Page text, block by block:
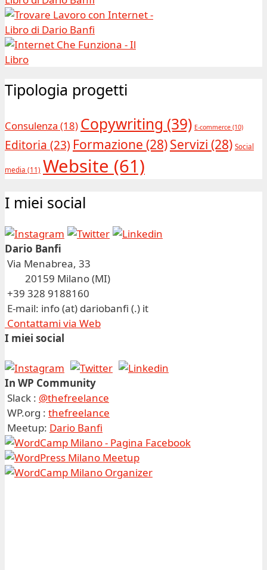
Tipologia progetti
Consulenza (18) Copywriting (39) E-commerce (10)
Editoria (23) Formazione (28)Servizi (28) Social
media (11) Website (61)
I miei social
Dario Banfi
Via Menabrea, 33
20159 Milano (MI)
+39 328 9188160
E-mail: info (at) dariobanfi (.) it
Contattami via Web
I miei social
In WP Community
Slack : @thefreelance
WP.org : thefreelance
Meetup: Dario Banfi